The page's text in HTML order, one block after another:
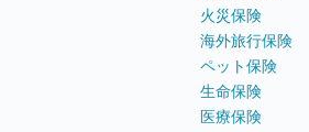
火災保険
海外旅行保険
ペット保険
生命保険
医療保険